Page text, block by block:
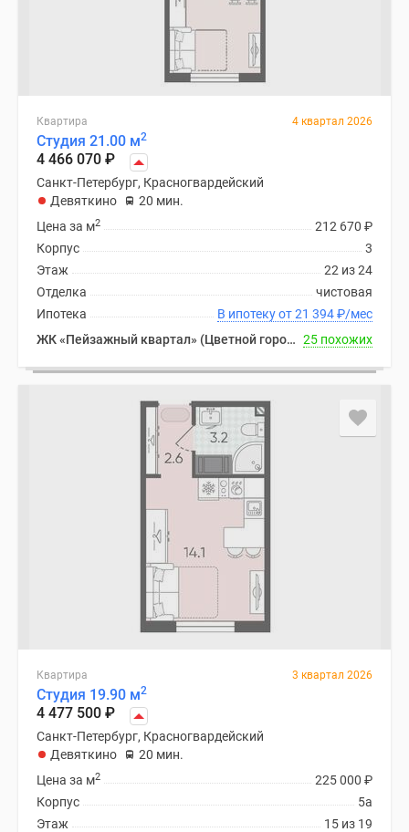
Квартира 4 квартал 2026
Студия 21.00 м2
4 466 070 ₽
Санкт-Петербург, Красногвардейский
Девяткино
20 мин.
212 670 ₽
Цена за м2
3
Корпус
22 из 24
Этаж
чистовая
Отделка
В ипотеку от 21 394₽/мес
Ипотека
ЖК «Пейзажный квартал» (Цветной город) 25 похожих
Квартира 3 квартал 2026
Студия 19.90 м2
4 477 500 ₽
Санкт-Петербург, Красногвардейский
Девяткино
20 мин.
225 000 ₽
Цена за м2
5а
Корпус
15 из 19
Этаж